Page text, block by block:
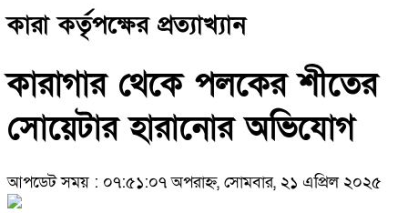
কারা কর্তৃপক্ষের প্রত্যাখ্যান
কারাগার থেকে পলকের শীতের
সোয়েটার হারানোর অভিযোগ
আপডেট সময় : ০৭:৫১:০৭ অপরাহ্ন, সোমবার, ২১ এপ্রিল ২০২৫